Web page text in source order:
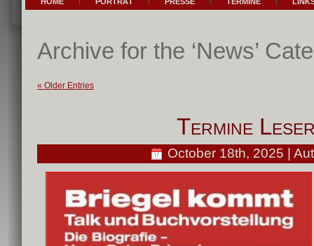
Archive for the ‘News’
« Older Entries
Termine
October 18th, 2025 |